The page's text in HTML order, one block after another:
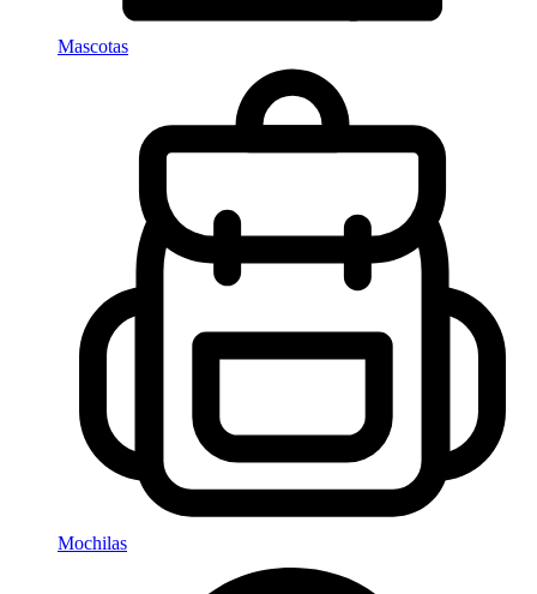
Mascotas
Mochilas